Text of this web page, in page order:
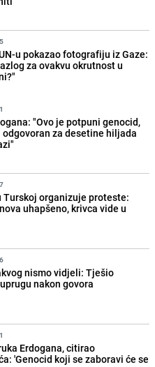
u pokazao fotografiju iz Gaze:
za ovakvu okrutnost u
"Ovo je potpuni genocid,
odgovoran za desetine hiljada
Turskoj organizuje proteste:
uhapšeno, krivca vide u
nismo vidjeli: Tješio
nakon govora
Erdogana, citirao
'Genocid koji se zaboravi će se